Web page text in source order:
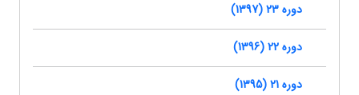
دوره 23 (1397)
دوره 22 (1396)
دوره 21 (1395)